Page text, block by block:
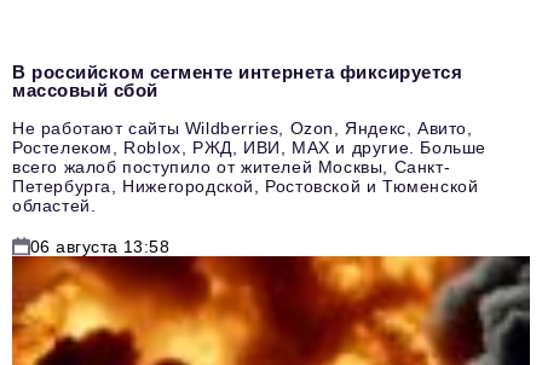
В российском сегменте интернета фиксируется
массовый сбой
Не работают сайты Wildberries, Ozon, Яндекс, Авито,
Ростелеком, Roblox, РЖД, ИВИ, MAX и другие. Больше
всего жалоб поступило от жителей Москвы, Санкт-
Петербурга, Нижегородской, Ростовской и Тюменской
областей.
06 августа 13:58